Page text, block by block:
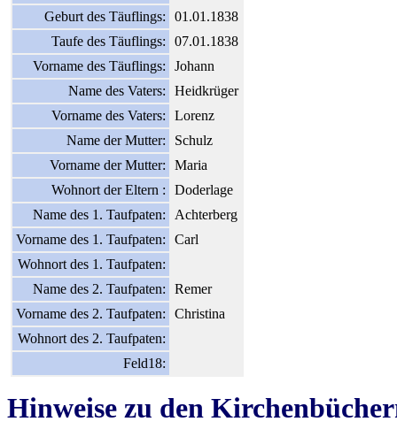
Geburt des Täuflings:
01.01.1838
Taufe des Täuflings:
07.01.1838
Vorname des Täuflings:
Johann
Name des Vaters:
Heidkrüger
Vorname des Vaters:
Lorenz
Name der Mutter:
Schulz
Vorname der Mutter:
Maria
Wohnort der Eltern :
Doderlage
Name des 1. Taufpaten:
Achterberg
Vorname des 1. Taufpaten:
Carl
Wohnort des 1. Taufpaten:
Name des 2. Taufpaten:
Remer
Vorname des 2. Taufpaten:
Christina
Wohnort des 2. Taufpaten:
Feld18:
Hinweise zu den